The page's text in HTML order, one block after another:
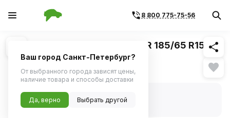
8 800 775-75-56
1/1 Похожие
Шина зимняя Pirelli Ice Zero FR 185/65 R15
92T
Нет в наличии
Нет в наличии
Код товара:1130965
Артикул:4375600
Ваш город Санкт-Петербург?
От выбранного города зависят цены,
наличие товара и способы доставки
Да, верно Выбрать другой